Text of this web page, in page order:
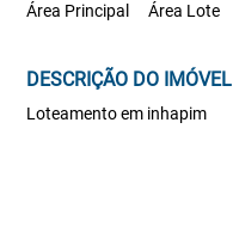
Área Principal
Área Lote
DESCRIÇÃO DO IMÓVEL
Loteamento em inhapim